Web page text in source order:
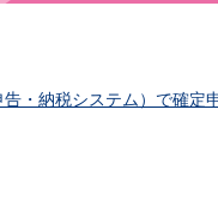
・納税システム）で確定